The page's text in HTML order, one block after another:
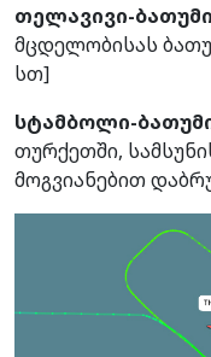
თელავივი-
მცდელობისას
სთ]
სტამბოლი-
თურქეთში,
მოგვიანებით